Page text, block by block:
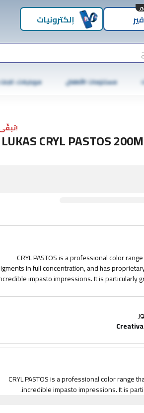
إلكترونيات
مستلزمات الأطفال موبايلات،
!تبقّى 4
LUKAS CRYL PASTOS
CRYL PASTOS is a professional color
in full concentration, and has
impasto impressions. It is particularly
CRYL PASTOS is a professional color
incredible impasto impressions. It is